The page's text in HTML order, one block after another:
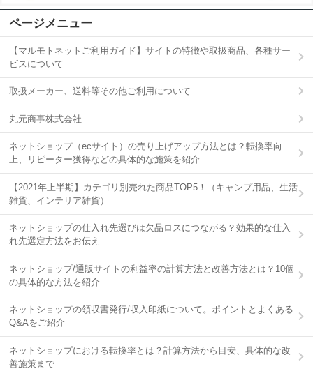
ページメニュー
【マルモトネットご利用ガイド】サイトの特徴や取扱商品、各種サー
ビスについて
取扱メーカー、送料等その他ご利用について
丸元商事株式会社
ネットショップ（ecサイト）の売り上げアップ方法とは？転換率向
上、リピーター獲得などの具体的な施策を紹介
【2021年上半期】カテゴリ別売れた商品TOP5！（キャンプ用品、生活
雑貨、インテリア雑貨）
ネットショップの仕入れ先選びは欠品ロスにつながる？効果的な仕入
れ先選定方法をお伝え
ネットショップ/通販サイトの利益率の計算方法と改善方法とは？10個
の具体的な方法を紹介
ネットショップの領収書発行/収入印紙について。ポイントとよくある
Q&Aをご紹介
ネットショップにおける転換率とは？計算方法から目安、具体的な改
善施策まで